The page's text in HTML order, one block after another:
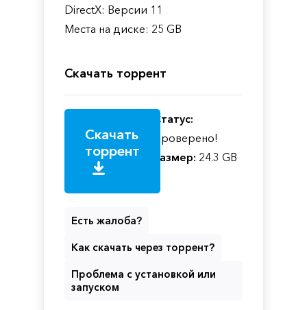
DirectX: Версии 11
Места на диске: 25 GB
Скачать торрент
Скачать
торрент
Статус:
Проверено!
Размер: 24.3 GB
Есть жалоба?
Как скачать через торрент?
Проблема с установкой или
запуском